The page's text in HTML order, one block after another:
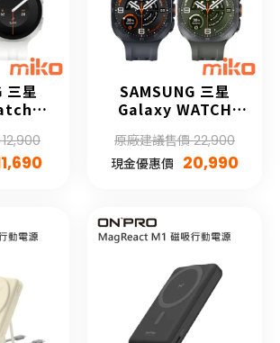
三星
SAMSUNG 三星
Galaxy WATCH
原廠建議售價 22,900
現金優惠價 20,990